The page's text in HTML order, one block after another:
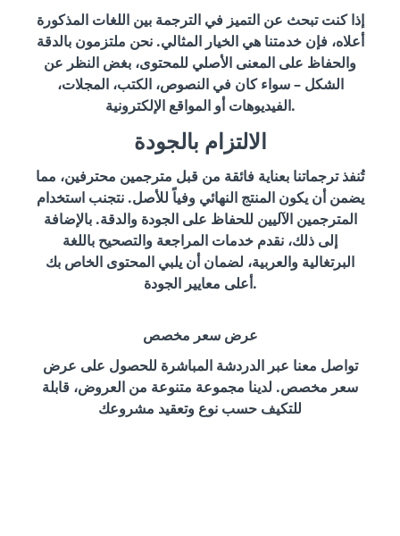
إذا كنت تبحث عن التميز في الترجمة بين اللغات المذكورة
أعلاه، فإن خدمتنا هي الخيار المثالي. نحن ملتزمون بالدقة
والحفاظ على المعنى الأصلي للمحتوى، بغض النظر عن
الشكل – سواء كان في النصوص، الكتب، المجلات،
الفيديوهات أو المواقع الإلكترونية.
الالتزام بالجودة
تُنفذ ترجماتنا بعناية فائقة من قبل مترجمين محترفين، مما
يضمن أن يكون المنتج النهائي وفياً للأصل. نتجنب استخدام
المترجمين الآليين للحفاظ على الجودة والدقة. بالإضافة
إلى ذلك، نقدم خدمات المراجعة والتصحيح باللغة
البرتغالية والعربية، لضمان أن يلبي المحتوى الخاص بك
أعلى معايير الجودة.
عرض سعر مخصص
تواصل معنا عبر الدردشة المباشرة للحصول على عرض
سعر مخصص. لدينا مجموعة متنوعة من العروض، قابلة
للتكيف حسب نوع وتعقيد مشروعك